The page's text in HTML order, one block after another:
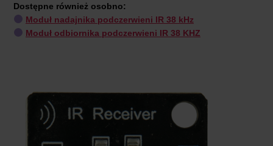
Dostępne również osobno:
Moduł nadajnika podczerwieni IR 38 kHz
Moduł odbiornika podczerwieni IR 38 KHZ